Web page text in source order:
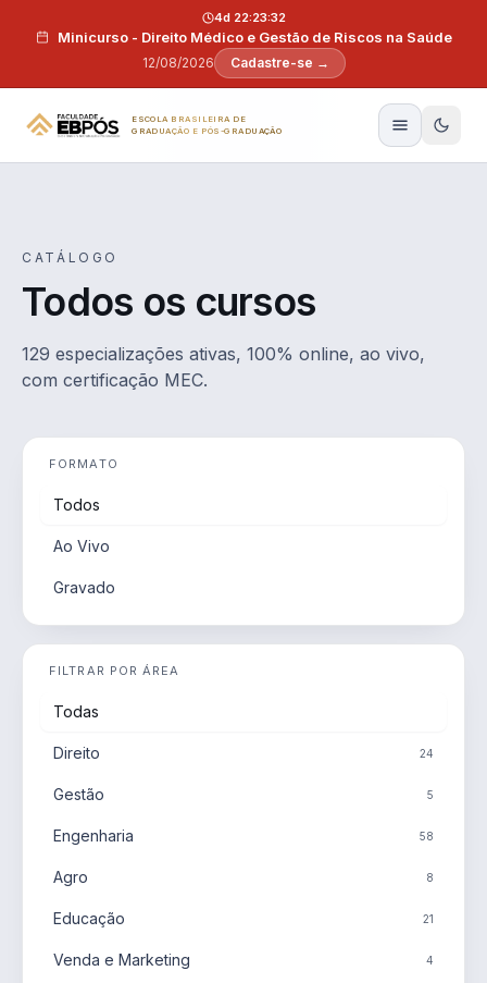
Minicurso - Direito Médico e Gestão de Riscos na Saúde
12/08/2026
4d 22:23:31
Cadastre-se →
ESCOLA BRASILEIRA DE
GRADUAÇÃO E PÓS-GRADUAÇÃO
CATÁLOGO
Todos os cursos
129 especializações ativas, 100% online, ao vivo,
com certificação MEC.
FORMATO
Todos
Ao Vivo
Gravado
FILTRAR POR ÁREA
Todas
Direito 24
Gestão 5
Engenharia 58
Agro 8
Educação 21
Venda e Marketing 4